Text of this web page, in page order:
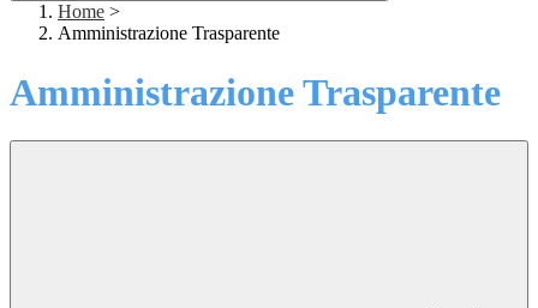
Home >
Amministrazione Trasparente
Amministrazione Trasparente